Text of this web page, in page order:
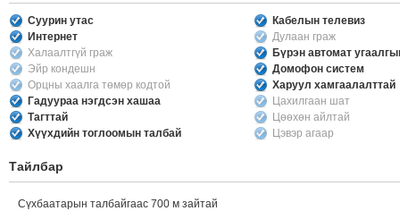
Суурин утас
Кабелын телевиз
Интернет
Дулаан граж
Халаалтгүй граж
Бүрэн автомат
Эйр кондешн
Домофон систем
Орцны хаалга төмөр кодтой
Харуул хамгаалалттай
Гадуураа нэгдсэн хашаа
Цахилгаан шат
Тагттай
Цөөхөн айлтай
Хүүхдийн тоглоомын талбай
Цэвэр агаар
Тайлбар
Сүхбаатарын талбайгаас 700 м зайтай